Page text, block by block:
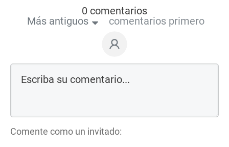
0 comentarios
Más antiguos
comentarios primero
Comente como un invitado: